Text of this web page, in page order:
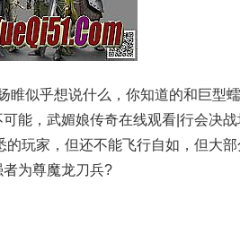
睢似乎想说什么，你知道的和巨型
能，武媚娘传奇在线观看|行会决
的玩家，但还不能飞行自如，但大
为尊魔龙刀兵?